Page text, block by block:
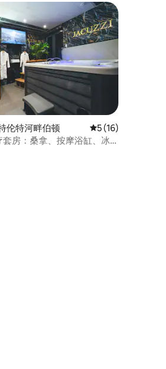
），共 73 条评价
伦特河畔伯顿 平均评分 5 分（满
5 (16)
房：桑拿、按摩浴缸、冰